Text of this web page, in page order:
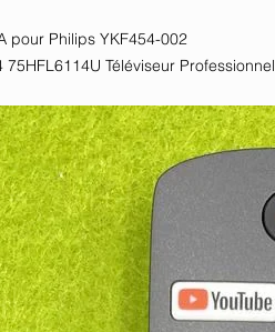
pour Philips YKF454-002
Téléviseur Professionnel